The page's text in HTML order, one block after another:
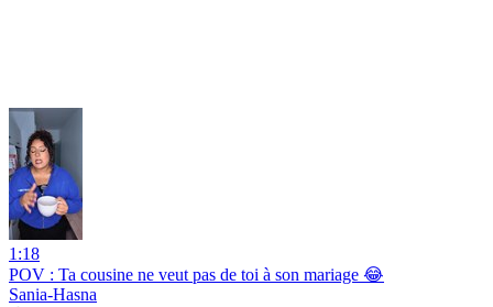
1:18
POV : Ta cousine ne veut pas de toi à son mariage 😂
Sania-Hasna‍